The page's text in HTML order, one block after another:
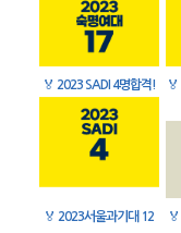
🏅 2023 SADI 4명합격! 🏅
🏅 2023서울과기대 12
🏅